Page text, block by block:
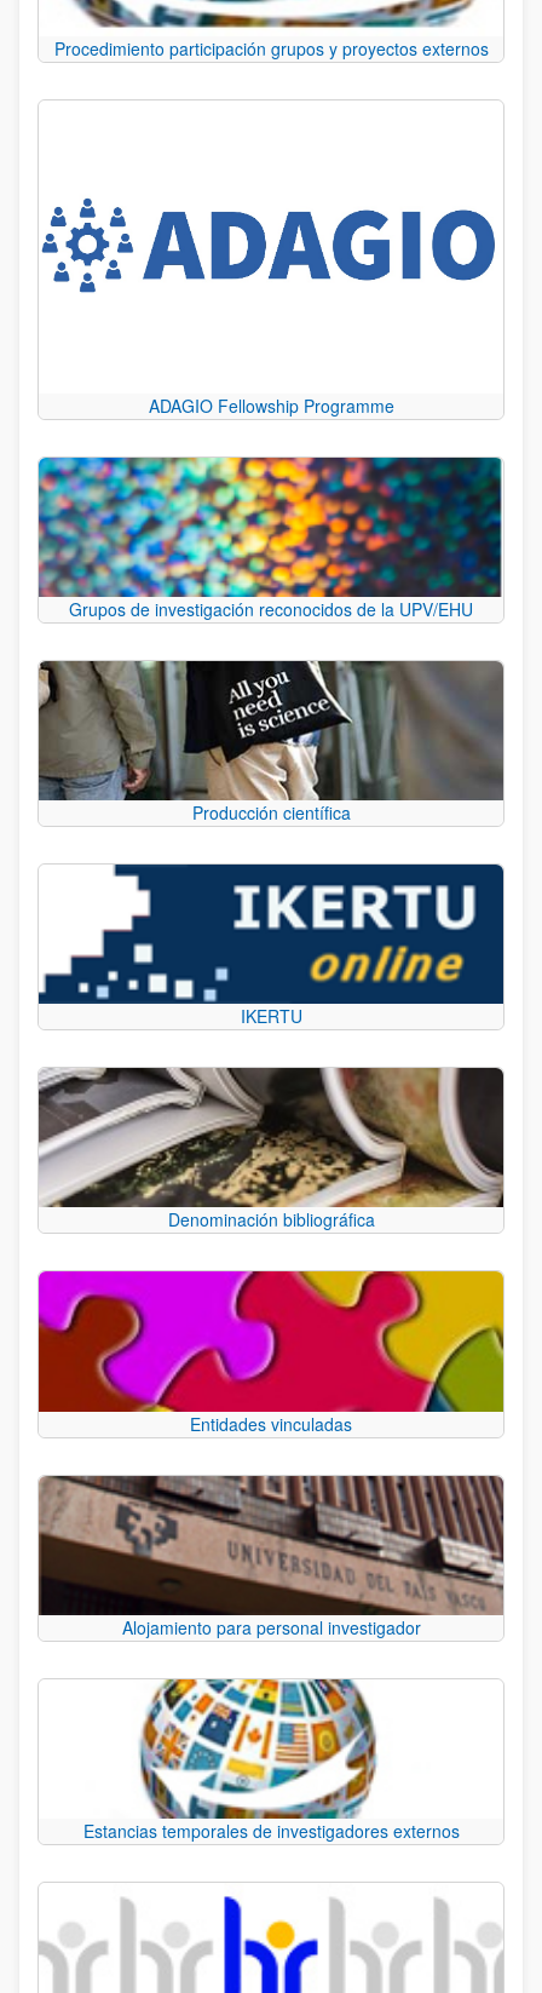
Procedimiento participación grupos y proyectos externos
ADAGIO Fellowship Programme
Grupos de investigación reconocidos de la UPV/EHU
Producción científica
IKERTU
Denominación bibliográfica
Entidades vinculadas
Alojamiento para personal investigador
Estancias temporales de investigadores externos